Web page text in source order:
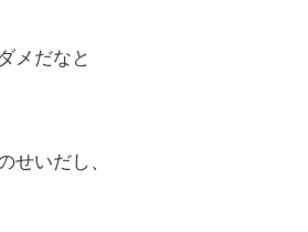
メだなと
せいだし、